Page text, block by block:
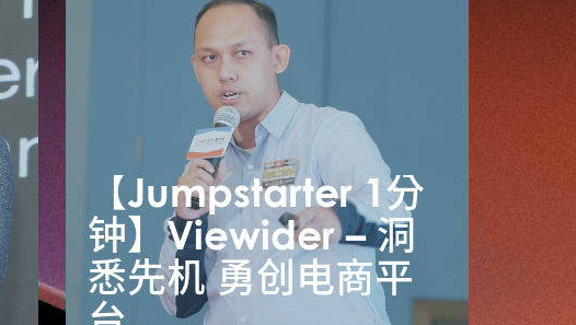
【Jumpstarter 1分
钟】OpenVR.shop
【Jumpstarter 1分
钟】Viewider – 洞
悉先机 勇创电商平
【
钟
悉